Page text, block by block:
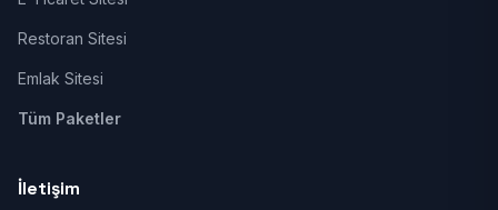
Restoran Sitesi
Emlak Sitesi
Tüm Paketler
İletişim